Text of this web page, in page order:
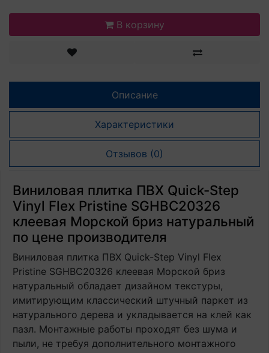
В корзину
Описание
Характеристики
Отзывов (0)
Виниловая плитка ПВХ Quick-Step
Vinyl Flex Pristine SGHBC20326
клеевая Морской бриз натуральный
по цене производителя
Виниловая плитка ПВХ Quick-Step Vinyl Flex
Pristine SGHBC20326 клеевая Морской бриз
натуральный обладает дизайном текстуры,
имитирующим классический штучный паркет из
натурального дерева и укладывается на клей как
пазл. Монтажные работы проходят без шума и
пыли, не требуя дополнительного монтажного